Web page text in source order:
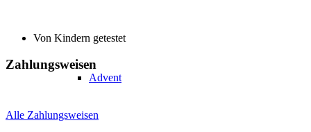
Advent
Von Kindern getestet
Zahlungsweisen
Alle Zahlungsweisen